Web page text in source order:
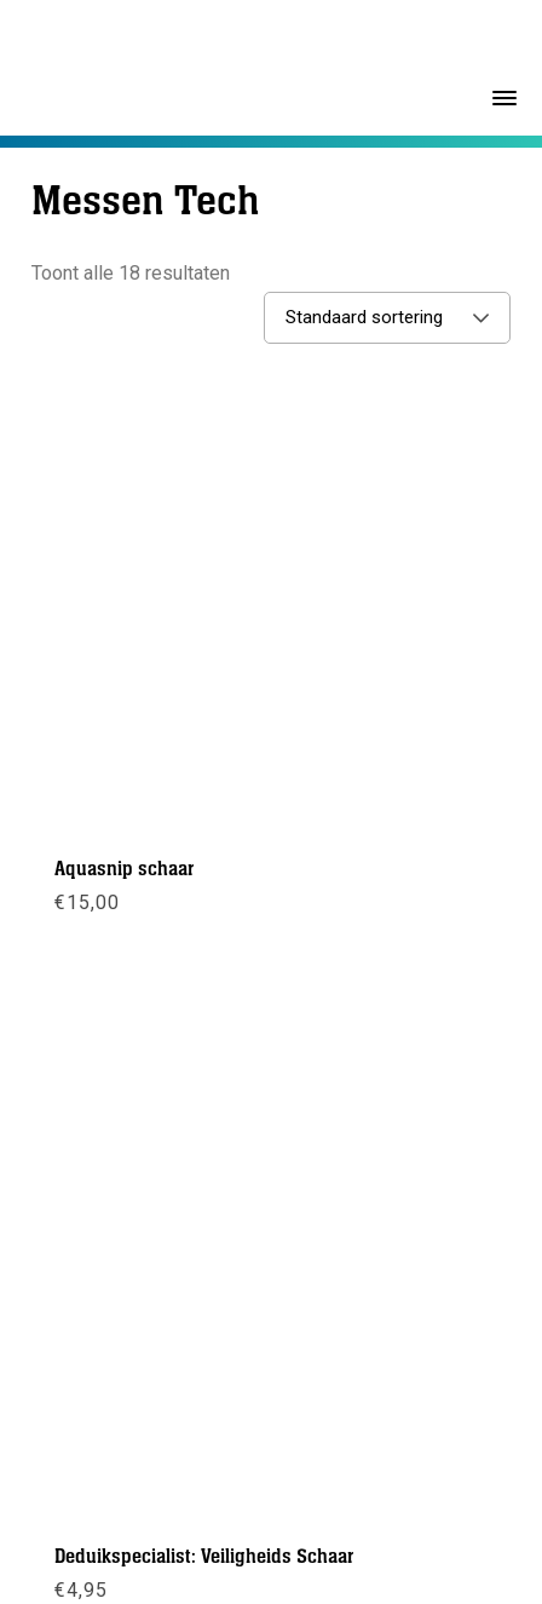
Messen Tech
Toont alle 18 resultaten
Standaard sortering
Aquasnip schaar
€15,00
Deduikspecialist: Veiligheids Schaar
€4,95